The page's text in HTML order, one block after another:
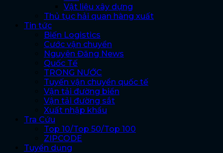
Vật liệu xây dựng
Thủ tục hải quan hàng xuất
Tin tức
Biến Logistics
Cước vận chuyển
Nguyên Đăng News
Quốc Tế
TRONG NƯỚC
Tuyến vận chuyển quốc tế
Vận tải đường biển
Vận tải đường sắt
Xuất nhập khẩu
Tra Cứu
Top 10/Top 50/Top 100
ZIPCODE
Tuyển dụng